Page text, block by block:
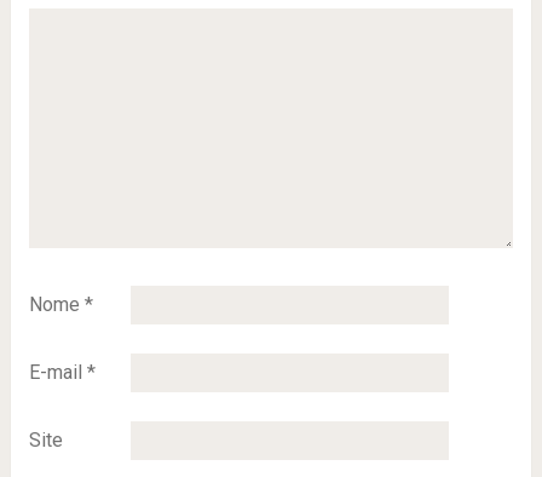
Nome *
E-mail *
Site